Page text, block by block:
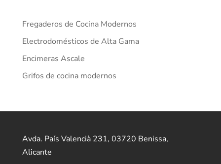
Fregaderos de Cocina Modernos
Electrodomésticos de Alta Gama
Encimeras Ascale
Grifos de cocina modernos
Avda. País Valencià 231, 03720 Benissa,
Alicante